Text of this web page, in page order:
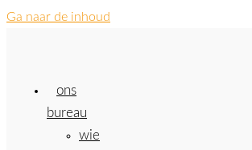
Ga naar de inhoud
ons
bureau
wie